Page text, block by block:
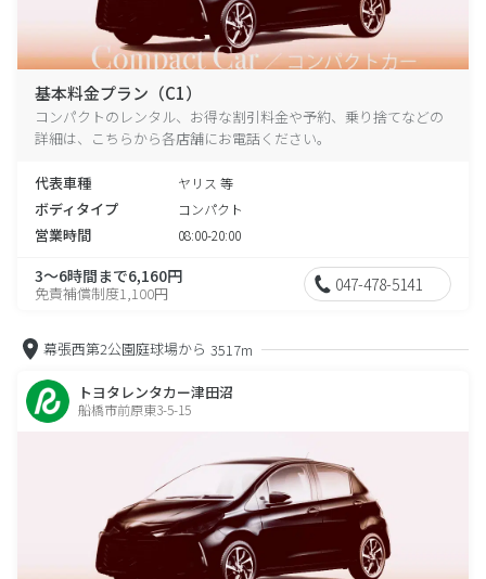
基本料金プラン（C1）
コンパクトのレンタル、お得な割引料金や予約、乗り捨てなどの
詳細は、こちらから各店舗にお電話ください。
代表車種 ヤリス 等
ボディタイプ コンパクト
営業時間 08:00-20:00
3～6時間まで6,160円
免責補償制度1,100円 047-478-5141
幕張西第2公園庭球場から 3517m
トヨタレンタカー津田沼
船橋市前原東3-5-15